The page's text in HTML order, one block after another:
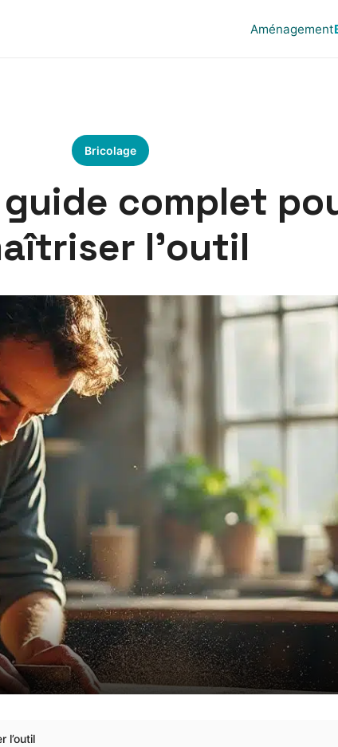
Aménagement
Bricolage
complet
l’outil
l’outil